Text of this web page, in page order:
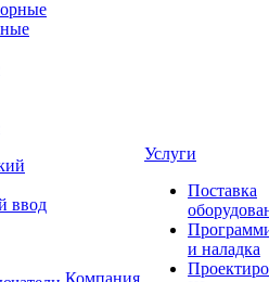
ввод
Компания
Услуги
Поставка
и наладка